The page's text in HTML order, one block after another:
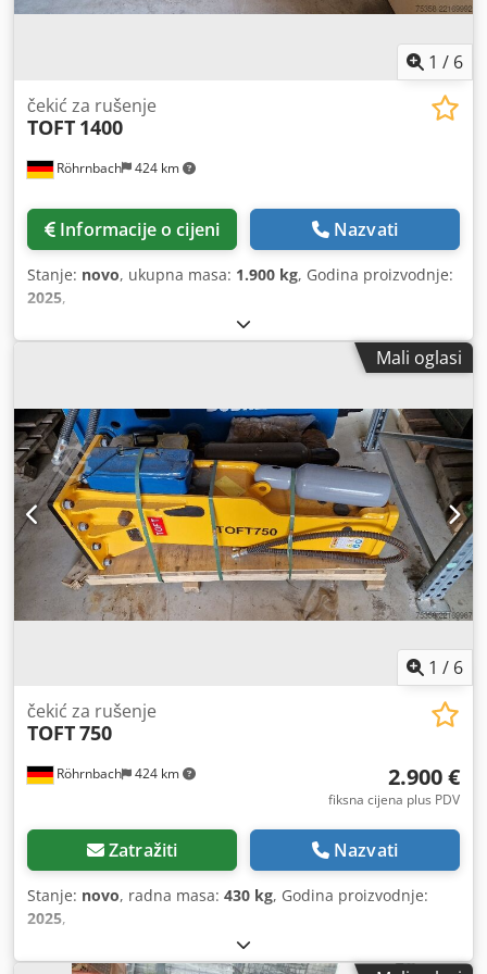
1 / 6
Röhrnbach 424 km
čekić za rušenje
TOFT 1400
Informacije o cijeni Nazvati
Stanje: novo, ukupna masa: 1.900 kg, Godina proizvodnje:
2025,
Mali oglasi
1 / 6
Röhrnbach 424 km
čekić za rušenje
TOFT750
2.900 €
fiksna cijena plus PDV
Zatražiti Nazvati
Stanje: novo, radna masa: 430 kg, Godina proizvodnje:
2025,